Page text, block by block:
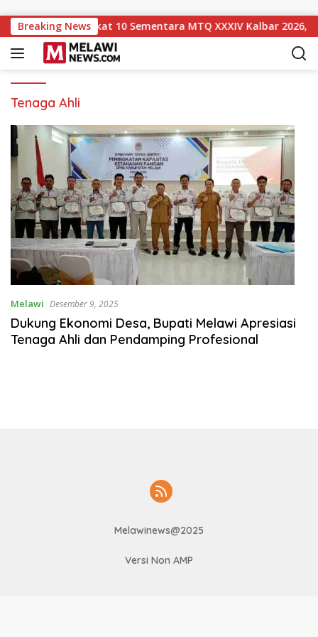
Breaking News
Naik ke Peringkat 10 Sementara MTQ XXXIV Kalbar 2026,
Tenaga Ahli
Melawi Desember 9, 2025
Dukung Ekonomi Desa, Bupati Melawi Apresiasi
Tenaga Ahli dan Pendamping Profesional
Melawinews@2025
Versi Non AMP